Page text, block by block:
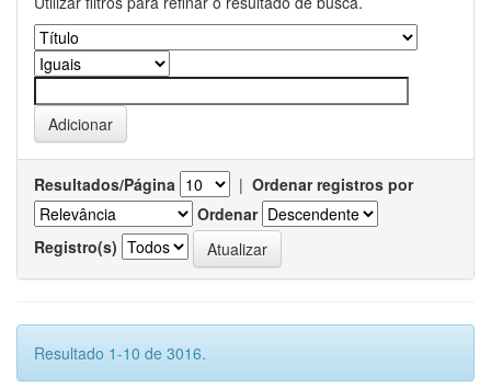
Resultados/Página | Ordenar registros por
Ordenar
Registro(s)
Resultado 1-10 de 3016.